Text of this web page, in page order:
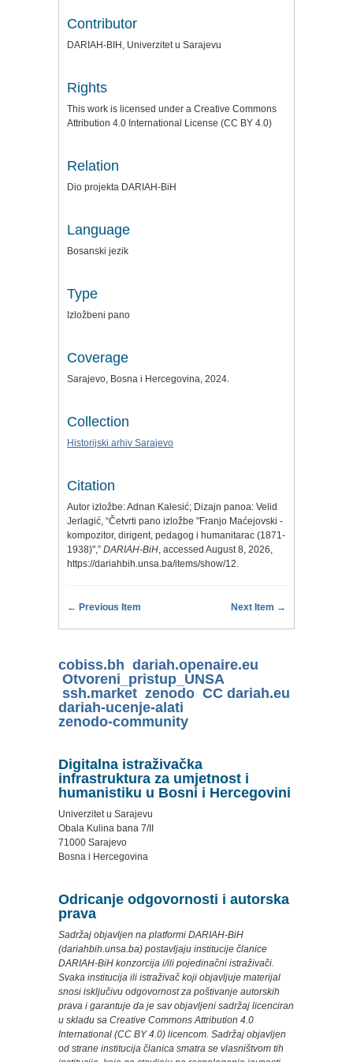
Contributor
DARIAH-BIH, Univerzitet u Sarajevu
Rights
This work is licensed under a Creative Commons
Attribution 4.0 International License (CC BY 4.0)
Relation
Dio projekta DARIAH-BiH
Language
Bosanski jezik
Type
Izložbeni pano
Coverage
Sarajevo, Bosna i Hercegovina, 2024.
Collection
Historijski arhiv Sarajevo
Citation
Autor izložbe: Adnan Kalesić; Dizajn panoa: Velid
Jerlagić, “Četvrti pano izložbe "Franjo Maćejovski -
kompozitor, dirigent, pedagog i humanitarac (1871-
1938)",” DARIAH-BiH , accessed August 8, 2026,
https://dariahbih.unsa.ba/items/show/12
← Previous Item Next Item →
cobiss.bh dariah.openaire.eu
Otvoreni_pristup_UNSA
ssh.market zenodo CC dariah.eu
dariah-ucenje-alati
zenodo-community
Digitalna istraživačka
infrastruktura za umjetnost i
humanistiku u Bosni i Hercegovini
Univerzitet u Sarajevu
Obala Kulina bana 7/II
71000 Sarajevo
Bosna i Hercegovina
Odricanje odgovornosti i autorska
prava
Sadržaj objavljen na platformi DARIAH-BiH
(dariahbih.unsa.ba) postavljaju institucije članice
DARIAH-BiH konzorcija i/ili pojedinačni istraživači.
Svaka institucija ili istraživač koji objavljuje materijal
snosi isključivu odgovornost za poštivanje autorskih
prava i garantuje da je sav objavljeni sadržaj licenciran
u skladu sa Creative Commons Attribution 4.0
International (CC BY 4.0) licencom. Sadržaj objavljen
od strane institucija članica smatra se vlasništvom tih